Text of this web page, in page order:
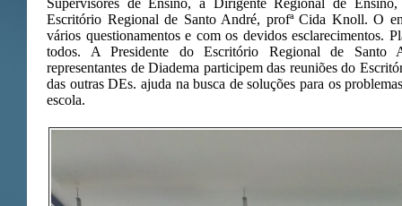
Escritório Regional de Santo André, profª Cida Knoll. O
vários questionamentos e com os devidos esclarecimentos.
todos. A Presidente do Escritório Regional de Santo
representantes de Diadema participem das reuniões do
das outras DEs. ajuda na busca de soluções para os
escola.